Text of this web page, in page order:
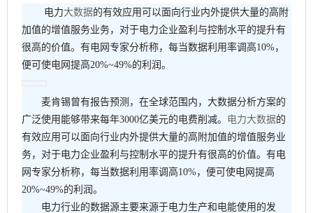
电力大数据的有效应用可以面向行业内外提供大量的高附
加值的增值服务业务，对于电力企业盈利与控制水平的提升有
很高的价值。有电网专家分析称，每当数据利用率调高10%，
便可使电网提高20%~49%的利润。
麦肯锡曾有报告预测，在全球范围内，大数据分析方案的
广泛使用能够带来每年3000亿美元的电费削减。
电力大数据的
有效应用可以面向行业内外提供大量的高附加值的增值服务业
务，对于电力企业盈利与控制水平的提升有很高的价值。有电
网专家分析称，每当数据利用率调高10%，便可使电网提高
20%~49%的利润。
电力行业的数据源主要来源于电力生产和电能使用的发